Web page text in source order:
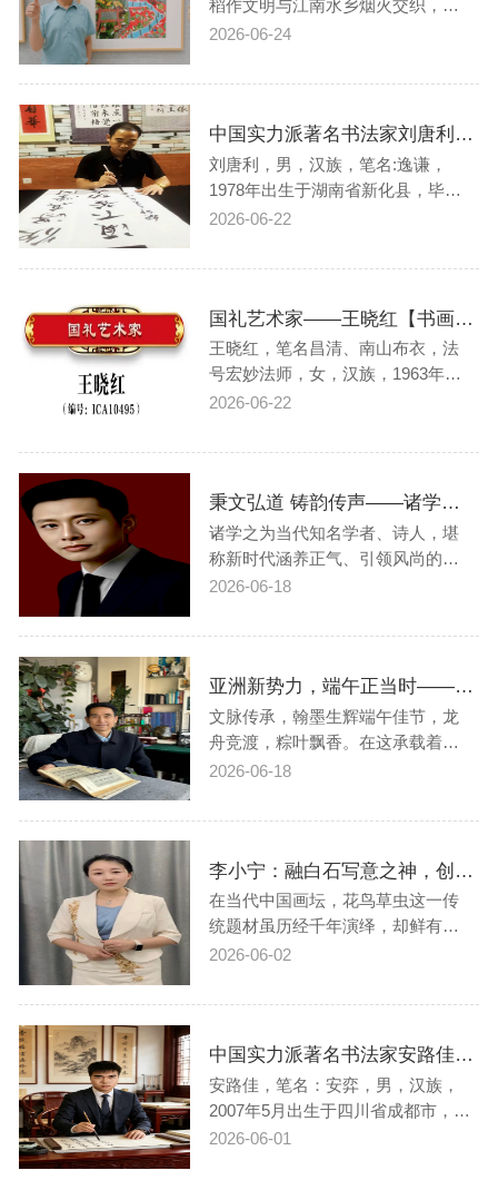
稻作文明与江南水乡烟火交织，孕
育出独树一帜的嘉兴农民画。这门
俗纹样中走来，跨越百年，已成为
的文化画卷中，嘉兴市级非遗代表
性传承人毛根甫，用四十载执笔坚
守，绘就了一…
2026-06-24
中国实力派著名书法家刘唐利——书法作品鉴赏【人物专题报道】
刘唐利，男，汉族，笔名:逸谦，
1978年出生于湖南省新化县，毕业
于北京服装学院，后入中央美术学
长沙翼之扬书画院院长等。刘老师
以唐楷入手，临遍古代书法碑帖。
崇尚二王，元赵；行楷见长，追求
高古晋唐之风…
2026-06-22
国礼艺术家——王晓红【书画作品欣赏】|人物艺术专题报道
王晓红，笔名昌清、南山布衣，法
号宏妙法师，女，汉族，1963年出
生于山东省潍坊市，毕业于山东省
拉多工程大学（艺术专业）获荣誉
会员、国家一级美术师、中国艺术
家信息公示系统公示的中国人民艺
术家、国宾礼…
2026-06-22
秉文弘道 铸韵传声——诸学之简介
诸学之为当代知名学者、诗人，堪
称新时代涵养正气、引领风尚的文
化典范。多年潜心钻研文史学问，
世纪艺术丰碑》等多部国家级典
构典藏，厚植正统中华文脉，学识
底蕴醇厚丰盈。文艺创作方面，他
潜心钻研严肃微…
2026-06-18
亚洲新势力，端午正当时——2026当代艺术人柏福寿端午专属特辑
文脉传承，翰墨生辉端午佳节，龙
舟竞渡，粽叶飘香。在这承载着中
华民族千年文化记忆的传统节日
午正当时——2026当代艺术人柏福
大地走出的书法大家——柏福寿先
生。柏福寿，字敬之，男，汉族，
1955年12月…
2026-06-18
李小宁：融白石写意之神，创生宣工笔之魂——“新水墨工笔草虫”的独行者
在当代中国画坛，花鸟草虫这一传
统题材虽历经千年演绎，却鲜有人
能如李小宁一般，于方寸之间开辟
出身绘画世家的艺术家，李小宁的
力；而作为“新水墨工笔草虫”与“螳
螂捕蝉”系列的开创者，他则以一己
之力，挑…
2026-06-02
中国实力派著名书法家安路佳——书法作品鉴赏【人物艺术专访】
安路佳，笔名：安弈，男，汉族，
2007年5月出生于四川省成都市，职
业：青年书法家，中国实力派著名
2026-06-01